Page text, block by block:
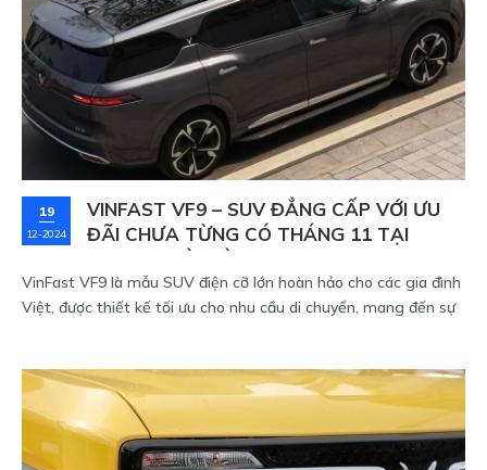
19
12-2024
VINFAST VF9 – SUV ĐẲNG CẤP VỚI ƯU
ĐÃI CHƯA TỪNG CÓ THÁNG 11 TẠI
VINFAST SÀI GÒN
VinFast VF9 là mẫu SUV điện cỡ lớn hoàn hảo cho các gia đình
Việt, được thiết kế tối ưu cho nhu cầu di chuyển, mang đến sự
VinFast VF9 đang là lựa chọn được nhiều khách hàng tại
VinFast Sài Gòn quan tâm.